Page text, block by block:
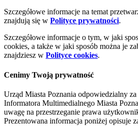
Szczegółowe informacje na temat
znajdują się w Polityce prywatności.
Szczegółowe informacje o tym, w jaki
cookies, a także w jaki sposób można je
znajdziesz w Polityce cookies.
Cenimy Twoją prywatność
Urząd Miasta Poznania odpowiedzialny
Informatora Multimedialnego Miasta
uwagę na przestrzeganie prawa
Prezentowana informacja poniżej opisuje